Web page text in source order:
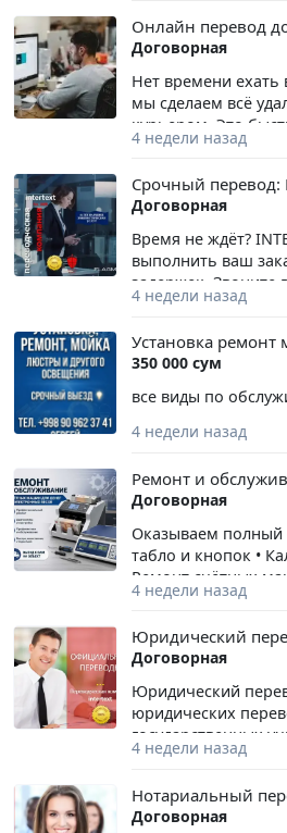
техника будет
опишите проблему,
Ташкенту в день
часа. // Без
Онлайн перевод
Договорная
Нет времени ехать
мы сделаем всё
курьером. Это
📍 Головной офис:
4 недели назад
Срочный перевод:
Договорная
Время не ждёт?
выполнить ваш
задержек. Звоните
(95) 169-98-77 | (97)
4 недели назад
Установка ремонт
350 000 сум
все виды по
4 недели назад
Ремонт и
Договорная
Оказываем полный
табло и кнопок •
Ремонт счётных
машин: •
качественно.
4 недели назад
Юридический
Договорная
Юридический
юридических
государственных
вам миллионов
продажи,
4 недели назад
Нотариальный
Договорная